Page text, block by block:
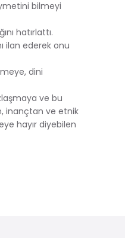
bilmeyi
hatırlattı.
ilan ederek onu
dini
ve bu
inançtan ve etnik
hayır diyebilen